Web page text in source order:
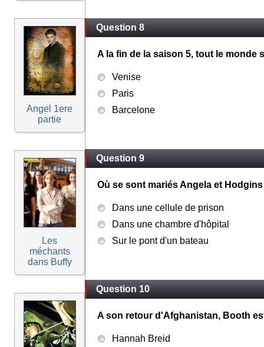
Angel 1ere
partie
Les
méchants
dans Buffy
Question 8
A la fin de la saison 5, tout le monde
Venise
Paris
Barcelone
Question 9
Où se sont mariés Angela et
Dans une cellule de prison
Dans une chambre d'hôpital
Sur le pont d'un bateau
Question 10
A son retour d'Afghanistan, Booth
Hannah Breid